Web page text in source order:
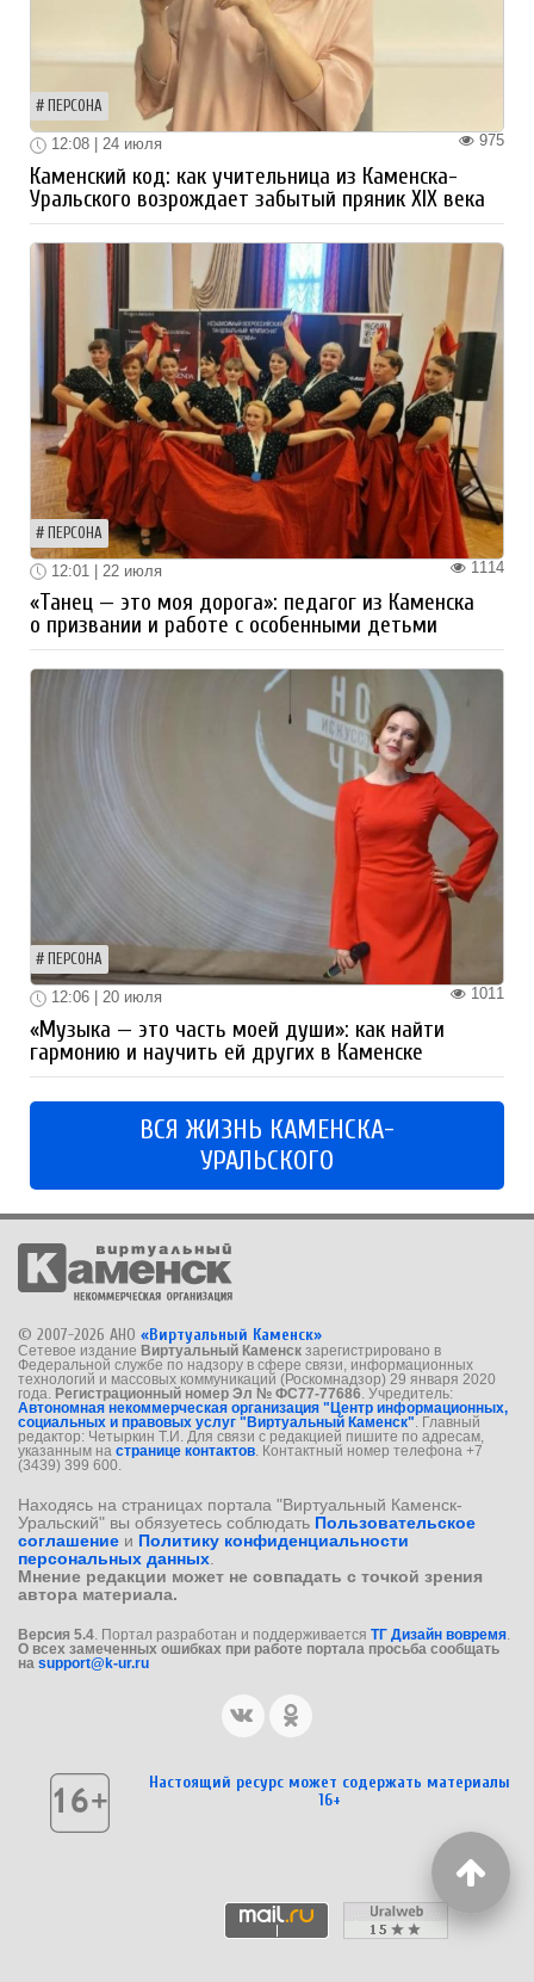
ПЕРСОНА
975
12:08 | 24 июля
Каменский код: как учительница из Каменска-
Уральского возрождает забытый пряник XIX века
ПЕРСОНА
1114
12:01 | 22 июля
«Танец — это моя дорога»: педагог из Каменска
о призвании и работе с особенными детьми
ПЕРСОНА
1011
12:06 | 20 июля
«Музыка — это часть моей души»: как найти
гармонию и научить ей других в Каменске
ВСЯ ЖИЗНЬ КАМЕНСКА-
УРАЛЬСКОГО
© 2007-2026 АНО «Виртуальный Каменск»
Сетевое издание Виртуальный Каменск зарегистрировано в
Федеральной службе по надзору в сфере связи, информационных
технологий и массовых коммуникаций (Роскомнадзор) 29 января 2020
года. Регистрационный номер Эл № ФС77-77686 . Учредитель:
Автономная некоммерческая организация "Центр информационных,
социальных и правовых услуг "Виртуальный Каменск" . Главный
редактор: Четыркин Т.И. Для связи с редакцией пишите по адресам,
указанным на странице контактов . Контактный номер телефона +7
(3439) 399 600.
Находясь на страницах портала "Виртуальный Каменск-
Уральский" вы обязуетесь соблюдать Пользовательское
соглашение и Политику конфиденциальности
персональных данных
Мнение редакции может не совпадать с точкой зрения
автора материала.
Версия 5.4 . Портал разработан и поддерживается ТГ Дизайн вовремя
О всех замеченных ошибках при работе портала просьба сообщать
на support@k-ur.ru
Настоящий ресурс может содержать материалы
16+